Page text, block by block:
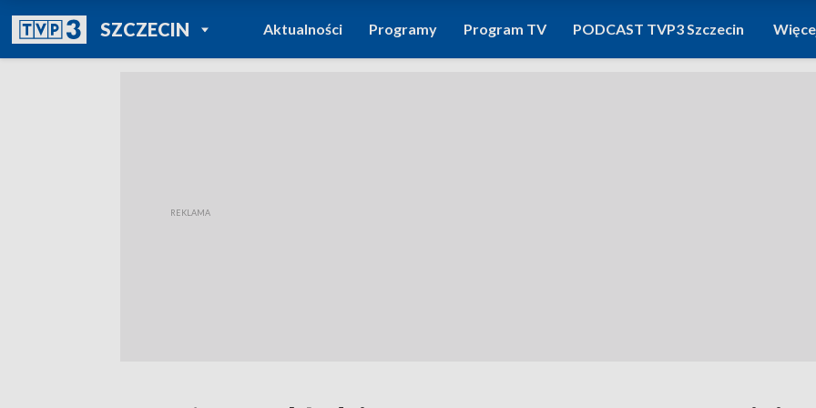
SZCZECINPOWRÓT DO
TVP REGIONY
Aktualności Programy Program TV PODCAST TVP3 Szczecin